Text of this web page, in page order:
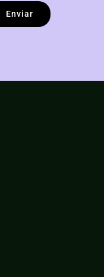
Enviar